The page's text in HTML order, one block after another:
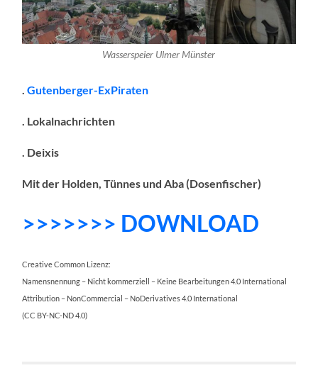
Wasserspeier Ulmer Münster
.Gutenberger-ExPiraten
. Lokalnachrichten
. Deixis
Mit der Holden, Tünnes und Aba (Dosenfischer)
>>>>>>> DOWNLOAD
Creative Common Lizenz:
Namensnennung – Nicht kommerziell – Keine Bearbeitungen 4.0 International
Attribution – NonCommercial – NoDerivatives 4.0 International
(CC BY-NC-ND 4.0)